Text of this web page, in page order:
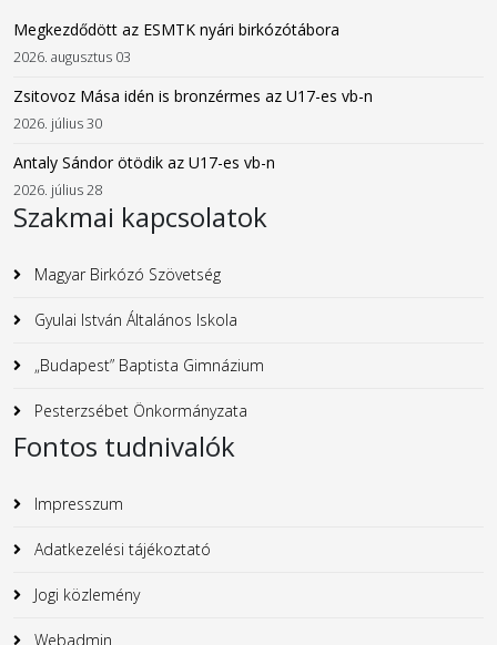
Megkezdődött az ESMTK nyári birkózótábora
2026. augusztus 03
Zsitovoz Mása idén is bronzérmes az U17-es vb-n
2026. július 30
Antaly Sándor ötödik az U17-es vb-n
2026. július 28
Szakmai kapcsolatok
Magyar Birkózó Szövetség
Gyulai István Általános Iskola
„Budapest” Baptista Gimnázium
Pesterzsébet Önkormányzata
Fontos tudnivalók
Impresszum
Adatkezelési tájékoztató
Jogi közlemény
Webadmin